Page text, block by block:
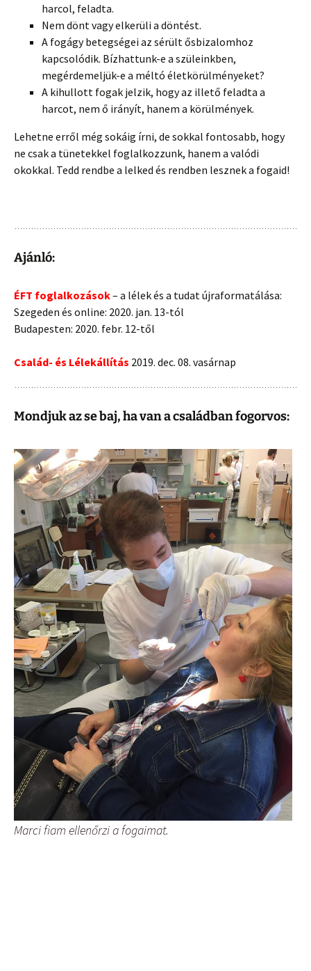
harcol, feladta.
Nem dönt vagy elkerüli a döntést.
A fogágy betegségei az sérült ősbizalomhoz
kapcsolódik. Bízhattunk-e a szüleinkben,
megérdemeljük-e a méltó életkörülményeket?
A kihullott fogak jelzik, hogy az illető feladta a
harcot, nem ő irányít, hanem a körülmények.
Lehetne erről még sokáig írni, de sokkal fontosabb, hogy
ne csak a tünetekkel foglalkozzunk, hanem a valódi
okokkal. Tedd rendbe a lelked és rendben lesznek a fogaid!
Ajánló:
ÉFT foglalkozások– a lélek és a tudat újraformatálása:
Szegeden és online: 2020. jan. 13-tól
Budapesten: 2020. febr. 12-től
Család- és Lélekállítás 2019. dec. 08. vasárnap
Mondjuk az se baj, ha van a családban fogorvos:
Marci fiam ellenőrzi a fogaimat.